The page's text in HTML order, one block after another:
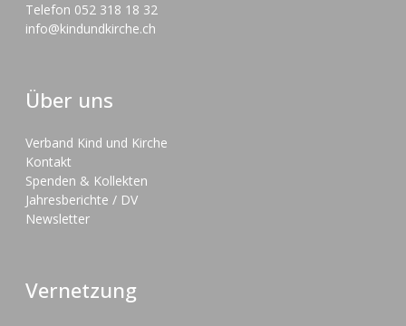
Telefon 052 318 18 32
info@kindundkirche.ch
Über uns
Verband Kind und Kirche
Kontakt
Spenden & Kollekten
Jahresberichte / DV
Newsletter
Vernetzung